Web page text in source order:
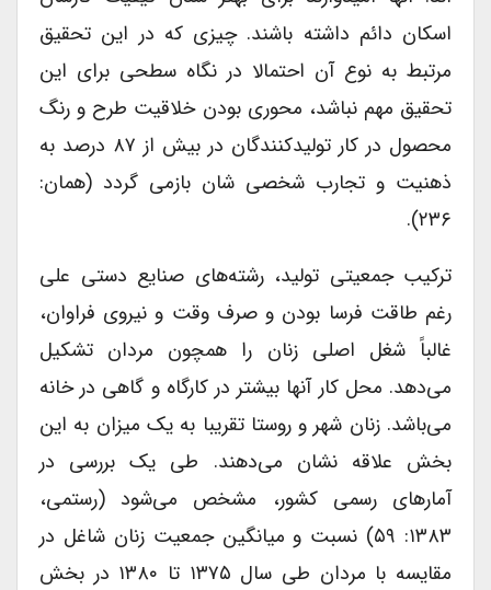
اسکان دائم داشته باشند. چیزی که در این تحقیق
مرتبط به نوع آن احتمالا در نگاه سطحی برای این
تحقیق مهم نباشد، محوری بودن خلاقیت طرح و رنگ
محصول در کار تولیدکنندگان در بیش از ۸۷ درصد به
ذهنیت و تجارب شخصی شان بازمی گردد (همان:
۲۳۶).
ترکیب جمعیتی تولید، رشته‌های صنایع دستی علی
رغم طاقت فرسا بودن و صرف وقت و نیروی فراوان،
غالباً شغل اصلی زنان را همچون مردان تشکیل
می‌دهد. محل کار آنها بیشتر در کارگاه و گاهی در خانه
می‌باشد. زنان شهر و روستا تقریبا به یک میزان به این
بخش علاقه نشان می‌دهند. طی یک بررسی در
آمارهای رسمی کشور، مشخص می‌شود (رستمی،
۱۳۸۳: ۵۹) نسبت و میانگین جمعیت زنان شاغل در
مقایسه با مردان طی سال ۱۳۷۵ تا ۱۳۸۰ در بخش